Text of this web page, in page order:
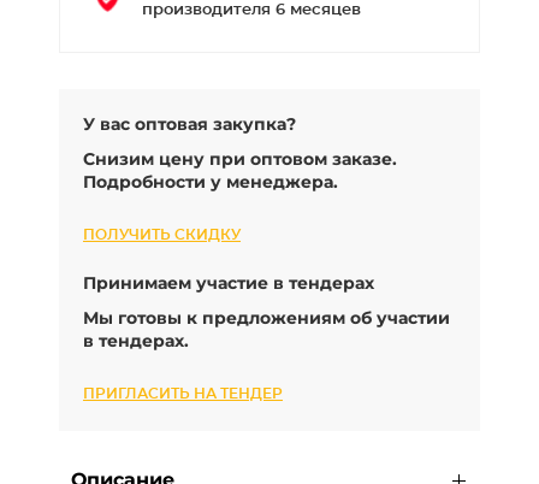
производителя 6 месяцев
У вас оптовая закупка?
Снизим цену при оптовом заказе.
Подробности у менеджера.
ПОЛУЧИТЬ СКИДКУ
Принимаем участие в тендерах
Мы готовы к предложениям об участии
в тендерах.
ПРИГЛАСИТЬ НА ТЕНДЕР